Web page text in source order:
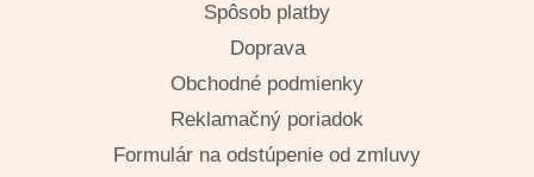
Spôsob platby
Doprava
Obchodné podmienky
Reklamačný poriadok
Formulár na odstúpenie od zmluvy